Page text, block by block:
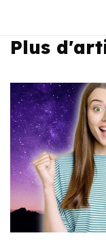
Plus